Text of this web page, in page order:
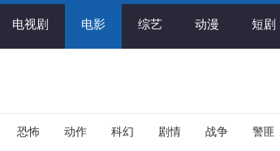
电视剧 电影 综艺 动漫 短剧
恐怖 动作 科幻 剧情 战争 警匪